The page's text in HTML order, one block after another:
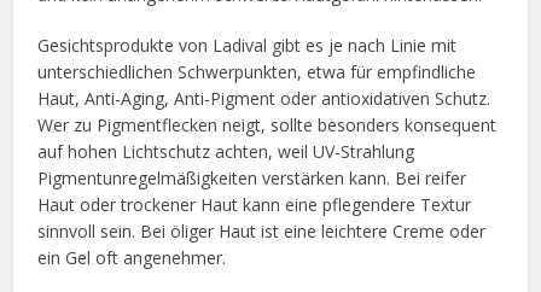
Gesichtsprodukte von Ladival gibt es je nach Linie mit
unterschiedlichen Schwerpunkten, etwa für empfindliche
Haut, Anti-Aging, Anti-Pigment oder antioxidativen Schutz.
Wer zu Pigmentflecken neigt, sollte besonders konsequent
auf hohen Lichtschutz achten, weil UV-Strahlung
Pigmentunregelmäßigkeiten verstärken kann. Bei reifer
Haut oder trockener Haut kann eine pflegendere Textur
sinnvoll sein. Bei öliger Haut ist eine leichtere Creme oder
ein Gel oft angenehmer.